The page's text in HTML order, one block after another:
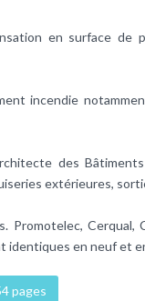
en surface de
incendie
des
extérieures,
Promotelec, Cerqual,
identiques en neuf et
pages